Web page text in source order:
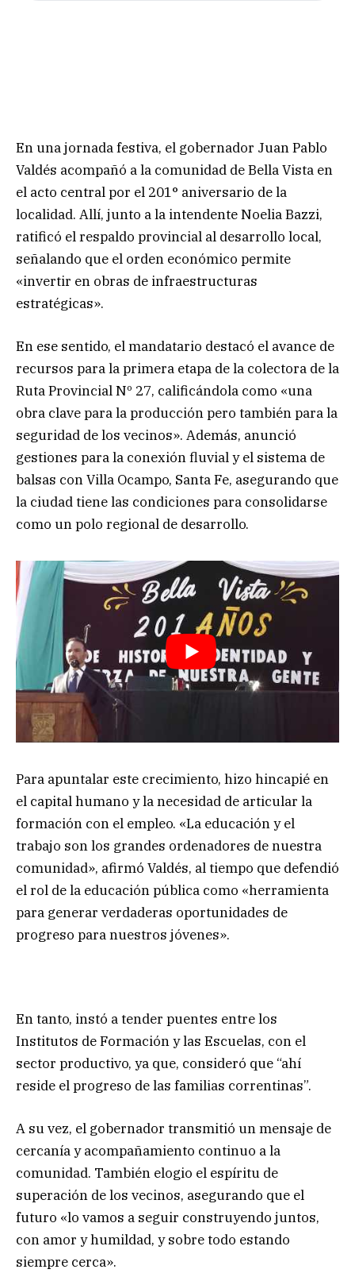
En una jornada festiva, el gobernador Juan Pablo
Valdés acompañó a la comunidad de Bella Vista en
el acto central por el 201° aniversario de la
localidad. Allí, junto a la intendente Noelia Bazzi,
ratificó el respaldo provincial al desarrollo local,
señalando que el orden económico permite
«invertir en obras de infraestructuras
estratégicas».
En ese sentido, el mandatario destacó el avance de
recursos para la primera etapa de la colectora de la
Ruta Provincial Nº 27, calificándola como «una
obra clave para la producción pero también para la
seguridad de los vecinos». Además, anunció
gestiones para la conexión fluvial y el sistema de
balsas con Villa Ocampo, Santa Fe, asegurando que
la ciudad tiene las condiciones para consolidarse
como un polo regional de desarrollo.
Para apuntalar este crecimiento, hizo hincapié en
el capital humano y la necesidad de articular la
formación con el empleo. «La educación y el
trabajo son los grandes ordenadores de nuestra
comunidad», afirmó Valdés, al tiempo que defendió
el rol de la educación pública como «herramienta
para generar verdaderas oportunidades de
progreso para nuestros jóvenes».
En tanto, instó a tender puentes entre los
Institutos de Formación y las Escuelas, con el
sector productivo, ya que, consideró que “ahí
reside el progreso de las familias correntinas”.
A su vez, el gobernador transmitió un mensaje de
cercanía y acompañamiento continuo a la
comunidad. También elogio el espíritu de
superación de los vecinos, asegurando que el
futuro «lo vamos a seguir construyendo juntos,
con amor y humildad, y sobre todo estando
siempre cerca».